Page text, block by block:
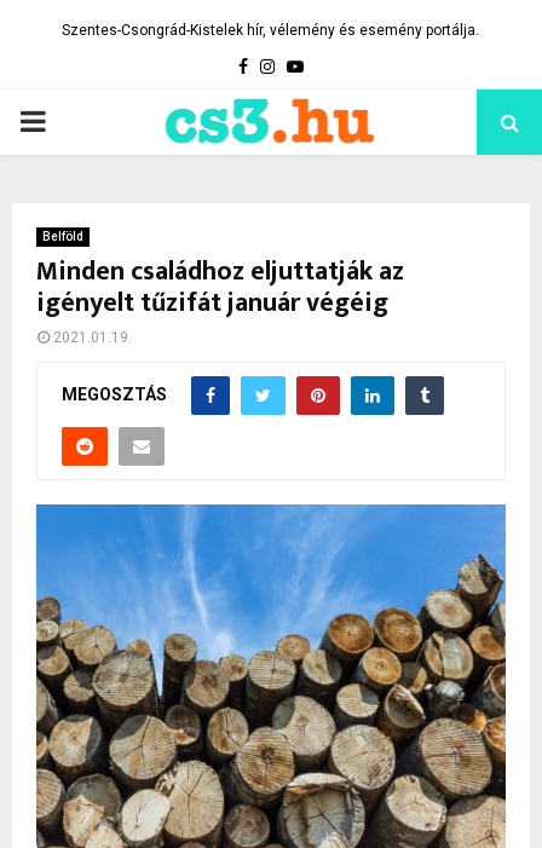
Szentes-Csongrád-Kistelek hír, vélemény és esemény portálja.
Facebook
Instagram
Youtube
PRIMARY
Belföld
Minden családhoz eljuttatják az
igényelt tűzifát január végéig
2021.01.19.
MEGOSZTÁS